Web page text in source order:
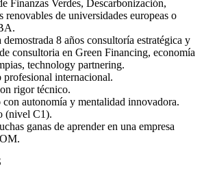
Finanzas Verdes, Descarbonización,
renovables de universidades europeas o
8 años consultoría estratégica y
consultoria en Green Financing, economía
technology partnering.
internacional.
rigor técnico.
con autonomía y mentalidad innovadora.
(nivel C1).
ganas de aprender en una empresa